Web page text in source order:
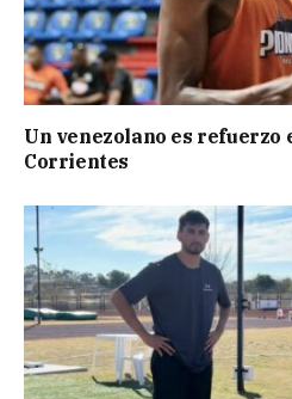
Un venezolano es
Corrientes